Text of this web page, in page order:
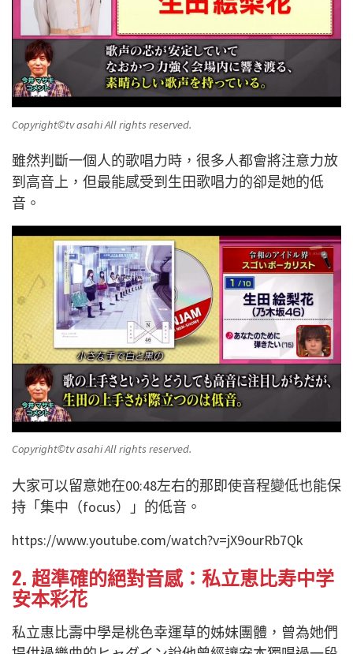
Copyright©️tv asahi All rights reserved.
雖然判斷一個人的歌唱力時，很多人都會將注意力放
到高音上，但最能感受到生田歌唱力的卻是她的低
音。
Copyright©️tv asahi All rights reserved.
大家可以留意她在00:48左右的那即使音程變低也能保
持「集中（focus）」的低音。
https://www.youtube.com/watch?v=jX9ourRb7Qk
2. 超準確的絕對音感：私立恵比寿中学
安本彩花
私立惠比壽中學是桃色幸運草的姊妹團體，曾為她們